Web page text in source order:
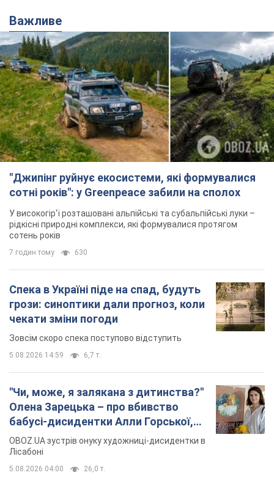
Важливе
"Джипінг руйнує екосистеми, які формувалися
сотні років": у Greenpeace забили на сполох
У високогір'ї розташовані альпійські та субальпійські луки –
рідкісні природні комплекси, які формувалися протягом
сотень років
7 годин тому 630
Спека в Україні піде на спад, будуть
грози: синоптики дали прогноз, коли
чекати зміни погоди
Зовсім скоро спека поступово відступить
5.08.2026 14:59 6,7 т.
"Чи, може, я залякана з дитинства?"
Олена Зарецька – про вбивство
бабусі-дисидентки Алли Горської,
критику Дмитра Стуса та втечу в
Португалію з 5 дітьми
OBOZ.UA зустрів онуку художниці-дисидентки в
Лісабоні
5.08.2026 04:00 26,0 т.